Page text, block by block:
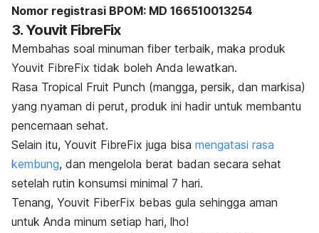
Nomor registrasi BPOM: MD 166510013254
3. Youvit FibreFix
Membahas soal minuman fiber terbaik, maka produk
Youvit FibreFix tidak boleh Anda lewatkan.
Rasa Tropical Fruit Punch (mangga, persik, dan markisa)
yang nyaman di perut, produk ini hadir untuk membantu
pencernaan sehat.
Selain itu, Youvit FibreFix juga bisa mengatasi rasa
kembung, dan mengelola berat badan secara sehat
setelah rutin konsumsi minimal 7 hari.
Tenang, Youvit FiberFix bebas gula sehingga aman
untuk Anda minum setiap hari, lho!